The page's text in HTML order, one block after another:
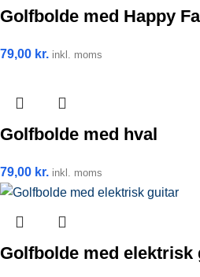
Golfbolde med Happy
79,00 kr. inkl. moms
Golfbolde med hval
79,00 kr. inkl. moms
Golfbolde med elektrisk